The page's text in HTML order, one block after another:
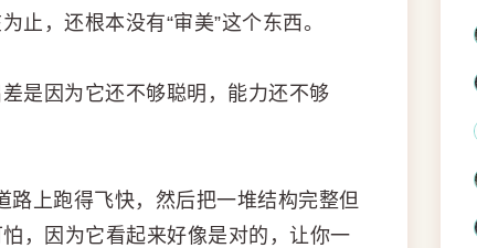
止，还根本没有“审美”这个东西。
是因为它还不够聪明，能力还不够
上跑得飞快，然后把一堆结构完整但
，因为它看起来好像是对的，让你一